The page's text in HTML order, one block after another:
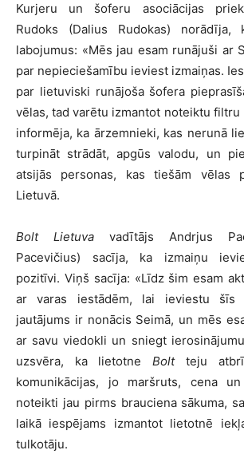
Kurjeru un šoferu asociācijas
Rudoks (Dalius Rudokas) norādīja,
labojumus: «Mēs jau esam runājuši ar
par nepieciešamību ieviest izmaiņas.
par lietuviski runājoša šofera
vēlas, tad varētu izmantot noteiktu filtru
informēja, ka ārzemnieki, kas nerunā
turpināt strādāt, apgūs valodu, un
atsijās personas, kas tiešām vēlas
Lietuvā.
Bolt Lietuva vadītājs Andrjus
Pacevičius) sacīja, ka izmaiņu
pozitīvi. Viņš sacīja: «Līdz šim esam
ar varas iestādēm, lai ieviestu šīs
jautājums ir nonācis Seimā, un mēs
ar savu viedokli un sniegt
uzsvēra, ka lietotneBoltteju
komunikācijas, jo maršruts, cena
noteikti jau pirms brauciena sākuma,
laikā iespējams izmantot lietotnē
tulkotāju.